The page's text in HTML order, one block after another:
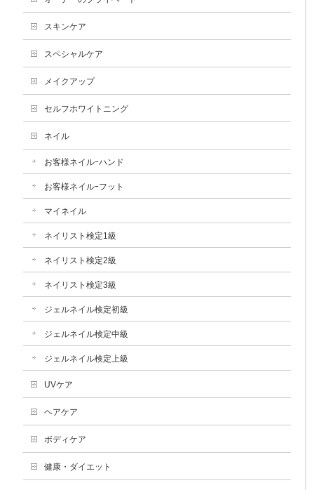
スキンケア
スペシャルケア
メイクアップ
セルフホワイトニング
ネイル
お客様ネイルｰハンド
お客様ネイルｰフット
マイネイル
ネイリスト検定1級
ネイリスト検定2級
ネイリスト検定3級
ジェルネイル検定初級
ジェルネイル検定中級
ジェルネイル検定上級
UVケア
ヘアケア
ボディケア
健康・ダイエット